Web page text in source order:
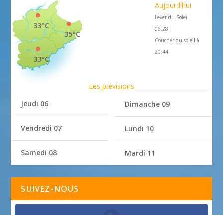
35°C
33°C
33°C
Aujourd'hui
Lever du Soleil
06:28
Coucher du soleil à
20:44
Les prévisions
Jeudi 06
Vendredi 07
Samedi 08
Dimanche 09
Lundi 10
Mardi 11
SUIVEZ-NOUS